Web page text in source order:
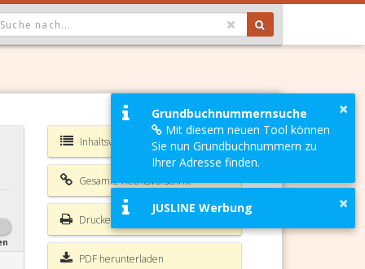
GEWÄHLTER WERT IST ALLE
Inhaltsverzeichnis LiegTeilG
Gesamte Rechtsvorschrift
Drucken
PDF herunterladen
§ 9 LiegTeilG
§ 10 LiegTeilG
§ 11 LiegTeilG
§ 12 LiegTeilG
§ 13 LiegTeilG
§ 14 LiegTeilG
×
Grundbuchnummernsuche
Mit diesem neuen Tool können
Sie nun Grundbuchnummern zu
Ihrer Adresse finden.
×
JUSLINE Werbung